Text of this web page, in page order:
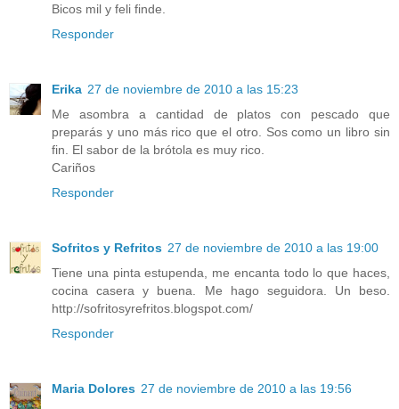
Bicos mil y feli finde.
Responder
Erika 27 de noviembre de 2010 a las 15:23
Me asombra a cantidad de platos con pescado que
preparás y uno más rico que el otro. Sos como un libro sin
fin. El sabor de la brótola es muy rico.
Cariños
Responder
Sofritos y Refritos 27 de noviembre de 2010 a las 19:00
Tiene una pinta estupenda, me encanta todo lo que haces,
cocina casera y buena. Me hago seguidora. Un beso.
http://sofritosyrefritos.blogspot.com/
Responder
Maria Dolores 27 de noviembre de 2010 a las 19:56